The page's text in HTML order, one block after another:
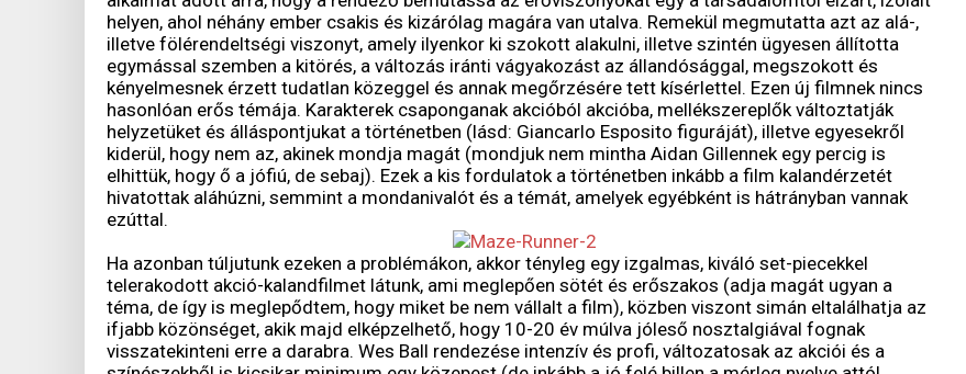
helyen, ahol néhány ember csakis és kizárólag magára van utalva. Remekül megmutatta azt az alá-,
illetve fölérendeltségi viszonyt, amely ilyenkor ki szokott alakulni, illetve szintén ügyesen állította
egymással szemben a kitörés, a változás iránti vágyakozást az állandósággal, megszokott és
kényelmesnek érzett tudatlan közeggel és annak megőrzésére tett kísérlettel. Ezen új filmnek nincs
hasonlóan erős témája. Karakterek csaponganak akcióból akcióba, mellékszereplők változtatják
helyzetüket és álláspontjukat a történetben (lásd: Giancarlo Esposito figuráját), illetve egyesekről
kiderül, hogy nem az, akinek mondja magát (mondjuk nem mintha Aidan Gillennek egy percig is
elhittük, hogy ő a jófiú, de sebaj). Ezek a kis fordulatok a történetben inkább a film kalandérzetét
hivatottak aláhúzni, semmint a mondanivalót és a témát, amelyek egyébként is hátrányban vannak
ezúttal.
Ha azonban túljutunk ezeken a problémákon, akkor tényleg egy izgalmas, kiváló set-piecekkel
telerakodott akció-kalandfilmet látunk, ami meglepően sötét és erőszakos (adja magát ugyan a
téma, de így is meglepődtem, hogy miket be nem vállalt a film), közben viszont simán eltalálhatja az
ifjabb közönséget, akik majd elképzelhető, hogy 10-20 év múlva jóleső nosztalgiával fognak
visszatekinteni erre a darabra. Wes Ball rendezése intenzív és profi, változatosak az akciói és a